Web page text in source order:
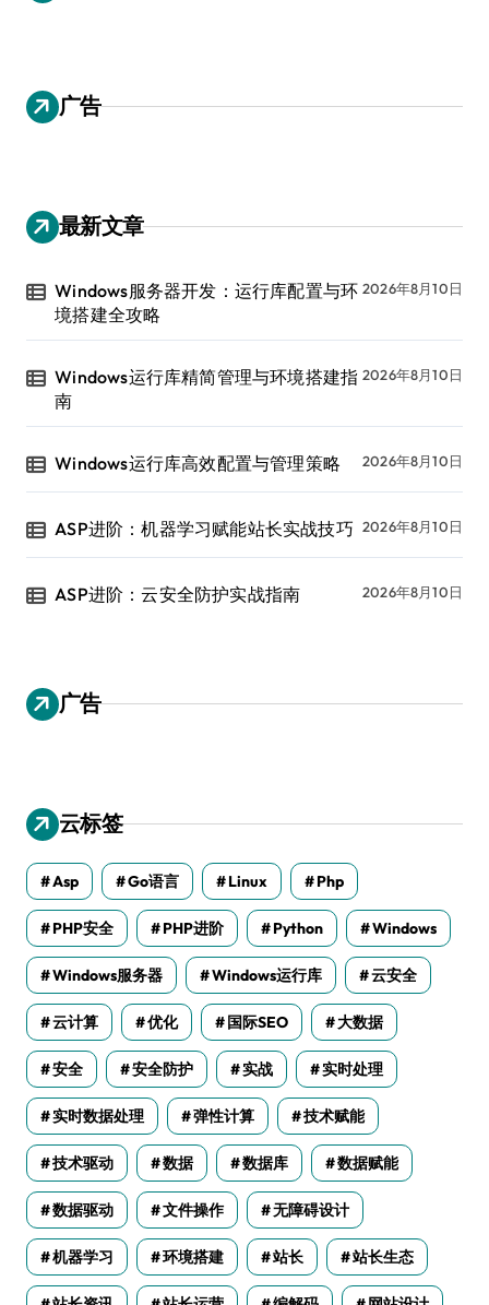
广告
最新文章
Windows服务器开发：运行库配置与环
境搭建全攻略
2026年8月10日
Windows运行库精简管理与环境搭建指
南
2026年8月10日
Windows运行库高效配置与管理策略 2026年8月10日
ASP进阶：机器学习赋能站长实战技巧 2026年8月10日
ASP进阶：云安全防护实战指南 2026年8月10日
广告
云标签
Asp Go语言 Linux Php
PHP安全 PHP进阶 Python Windows
Windows服务器 Windows运行库 云安全
云计算 优化 国际SEO 大数据
安全 安全防护 实战 实时处理
实时数据处理 弹性计算 技术赋能
技术驱动 数据 数据库 数据赋能
数据驱动 文件操作 无障碍设计
机器学习 环境搭建 站长 站长生态